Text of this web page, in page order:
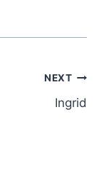
NEXT
Ingrid